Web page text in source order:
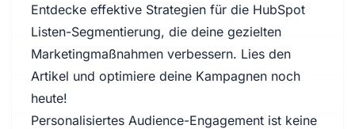
Entdecke effektive Strategien für die HubSpot
Listen-Segmentierung, die deine gezielten
Marketingmaßnahmen verbessern. Lies den
Artikel und optimiere deine Kampagnen noch
heute!
Personalisiertes Audience-Engagement ist keine